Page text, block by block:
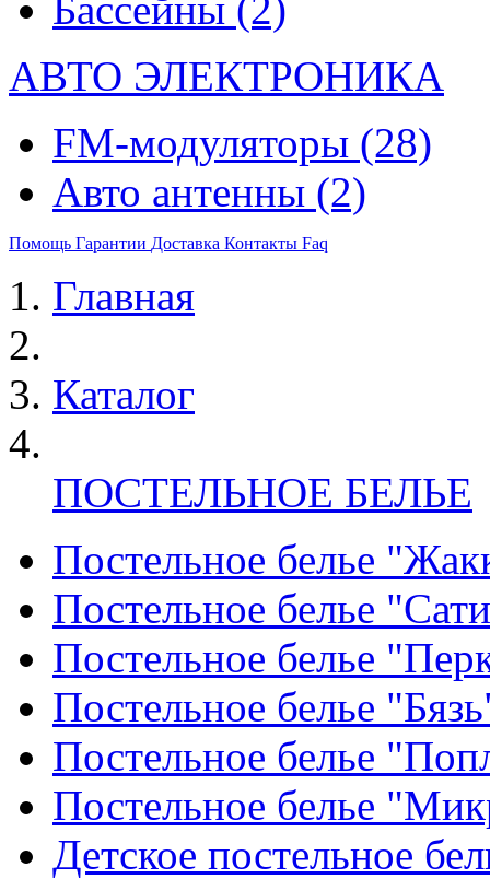
АВТО ЭЛЕКТРОНИКА
FM-модуляторы (28)
Авто антенны (2)
Помощь Гарантии Доставка Контакты Faq
Главная
Каталог
ПОСТЕЛЬНОЕ БЕЛЬЕ
Постельное белье
Постельное белье
Постельное белье
Постельное белье
Постельное белье
Постельное белье
Детское постельное